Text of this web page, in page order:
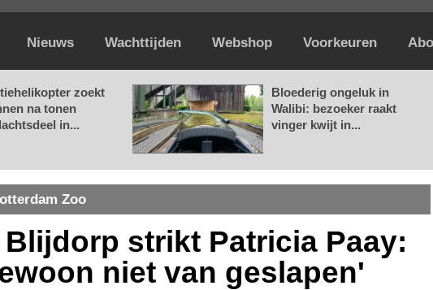
Nieuws Wachttijden Webshop Voorkeuren
zoekt
na tonen
in...
Bloederig ongeluk in
Walibi: bezoeker raakt
vinger kwijt in...
Zoo
Blijdorp strikt Patricia Paay:
niet van geslapen'